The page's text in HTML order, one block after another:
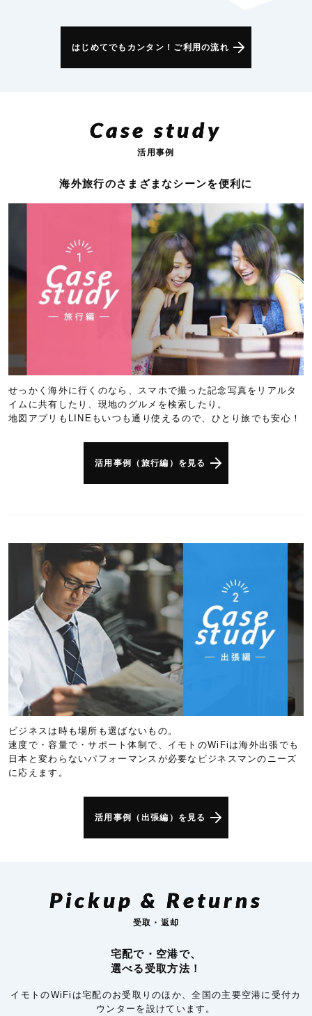
はじめてでもカンタン！ご利用の流れ
Case study
活用事例
海外旅行のさまざまなシーンを便利に
せっかく海外に行くのなら、スマホで撮った記念写真をリアルタ
イムに共有したり、現地のグルメを検索したり。
地図アプリもLINEもいつも通り使えるので、ひとり旅でも安心！
活用事例（旅行編）を見る
ビジネスは時も場所も選ばないもの。
速度で・容量で・サポート体制で、イモトのWiFiは海外出張でも
日本と変わらないパフォーマンスが必要なビジネスマンのニーズ
に応えます。
活用事例（出張編）を見る
Pickup & Returns
受取・返却
宅配で・空港で、
選べる受取方法！
イモトのWiFiは宅配のお受取りのほか、全国の主要空港に受付カ
ウンターを設けています。